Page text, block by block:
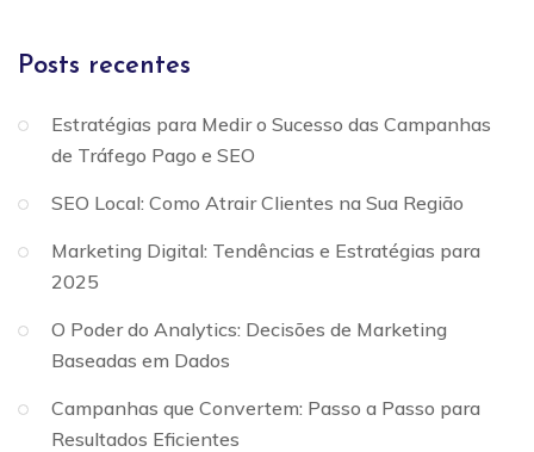
Posts recentes
Estratégias para Medir o Sucesso das Campanhas
de Tráfego Pago e SEO
SEO Local: Como Atrair Clientes na Sua Região
Marketing Digital: Tendências e Estratégias para
2025
O Poder do Analytics: Decisões de Marketing
Baseadas em Dados
Campanhas que Convertem: Passo a Passo para
Resultados Eficientes